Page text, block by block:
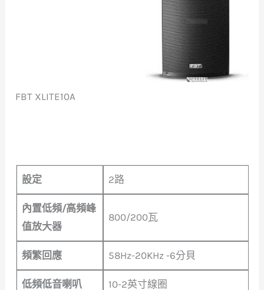
FBT XLITE10A
設定 2路
內置低頻/高頻峰
值放大器
800/200瓦
頻繁回應 58Hz-20KHz -6分貝
低頻低音喇叭 10-2英寸線圈